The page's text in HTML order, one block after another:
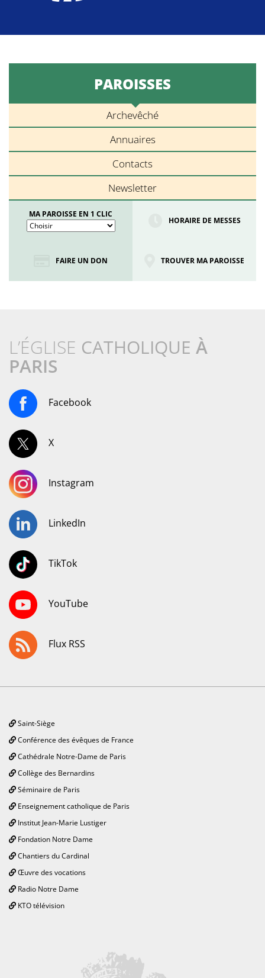
PAROISSES
Archevêché
Annuaires
Contacts
Newsletter
MA PAROISSE EN 1 CLIC
HORAIRE DE MESSES
FAIRE UN DON TROUVER MA PAROISSE
L’ÉGLISE CATHOLIQUE À
PARIS
Facebook
X
Instagram
LinkedIn
TikTok
YouTube
Flux RSS
Saint-Siège
Conférence des évêques de France
Cathédrale Notre-Dame de Paris
Collège des Bernardins
Séminaire de Paris
Enseignement catholique de Paris
Institut Jean-Marie Lustiger
Fondation Notre Dame
Chantiers du Cardinal
Œuvre des vocations
Radio Notre Dame
KTO télévision